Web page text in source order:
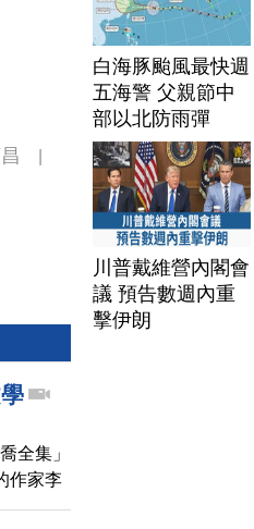
全集」
作家李
。
白海豚颱風最快週
五海警 父親節中
部以北防雨彈
川普戴維營內閣會
議 預告數週內重
擊伊朗